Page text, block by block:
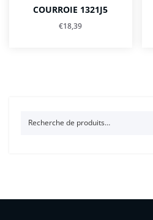
COURROIE 1321J5
€18,39